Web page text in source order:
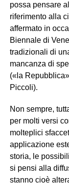
possa pensare
riferimento alla
affermato in
Biennale di
tradizionali di
mancanza di
(«la
Piccoli).
Non sempre,
per molti versi
molteplici
applicazione
storia, le
si pensi alla
stanno cioè